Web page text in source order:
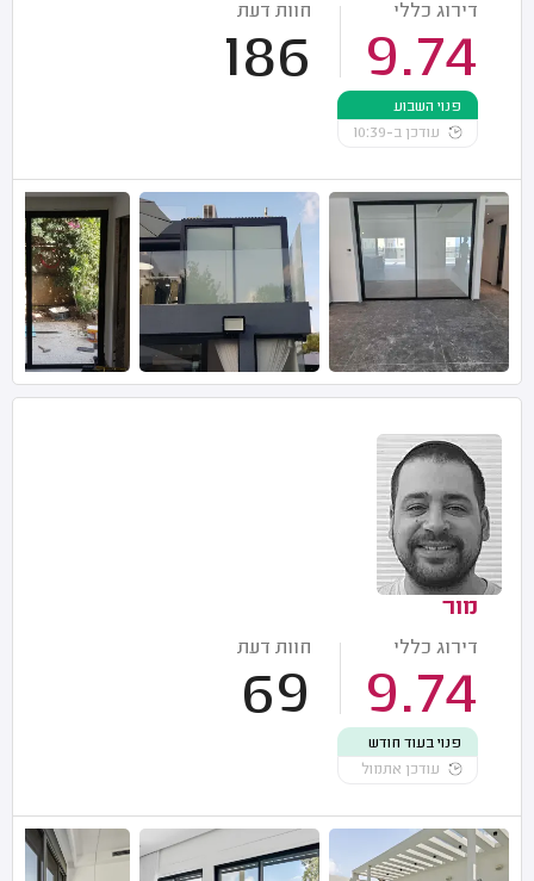
דירוג כללי
9.74
חוות דעת
186
פנוי השבוע
עודכן ב-10:39
מור
דירוג כללי
9.74
חוות דעת
69
פנוי בעוד חודש
עודכן אתמול